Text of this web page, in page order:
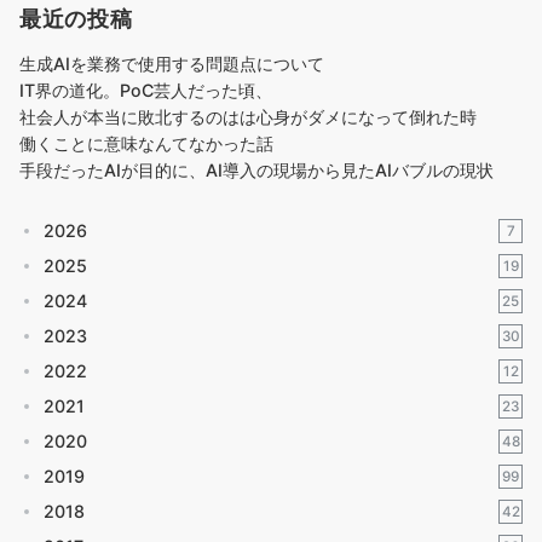
最近の投稿
生成AIを業務で使用する問題点について
IT界の道化。PoC芸人だった頃、
社会人が本当に敗北するのはは心身がダメになって倒れた時
働くことに意味なんてなかった話
手段だったAIが目的に、AI導入の現場から見たAIバブルの現状
2026 7
2025 19
2024 25
2023 30
2022 12
2021 23
2020 48
2019 99
2018 42